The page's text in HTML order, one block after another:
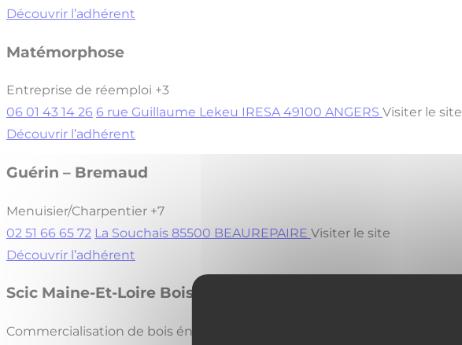
Découvrir l’adhérent
Matémorphose
Entreprise de réemploi +3
06 01 43 14 26 6 rue Guillaume Lekeu IRESA 49100 ANGERS Visiter le site
Découvrir l’adhérent
Guérin – Bremaud
Menuisier/Charpentier +7
02 51 66 65 72 La Souchais 85500 BEAUREPAIRE Visiter le site
Découvrir l’adhérent
Scic Maine-Et-Loire Bois Energie
Commercialisation de bois énergie (Plaquettes)